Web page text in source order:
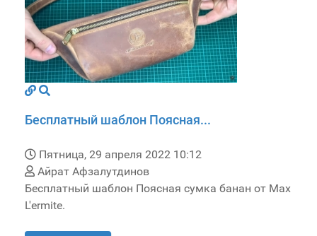
Бесплатный шаблон Поясная...
Пятница, 29 апреля 2022 10:12
Айрат Афзалутдинов
Бесплатный шаблон Поясная сумка банан от Max
L'ermite.